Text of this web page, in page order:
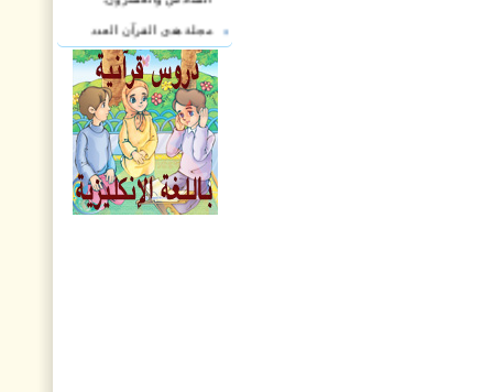
مجلة هدى القرآن العدد
الثاني والعشرون
مجلة أريج القرآن، العدد
السادس والتسعون
نافذة من السماء، العدد
الخامس والعشرون
مجلة هدى القرآن العدد
الواحد والعشرون
مجلة أريج القرآن، العدد